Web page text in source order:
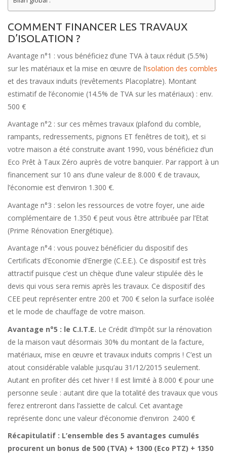
COMMENT FINANCER LES TRAVAUX
D’ISOLATION ?
Avantage n°1 : vous bénéficiez d’une TVA à taux réduit (5.5%)
sur les matériaux et la mise en œuvre de l’isolation des combles
et des travaux induits (revêtements Placoplatre). Montant
estimatif de l’économie (14.5% de TVA sur les matériaux) : env.
500 €
Avantage n°2 : sur ces mêmes travaux (plafond du comble,
rampants, redressements, pignons ET fenêtres de toit), et si
votre maison a été construite avant 1990, vous bénéficiez d’un
Eco Prêt à Taux Zéro auprès de votre banquier. Par rapport à un
financement sur 10 ans d’une valeur de 8.000 € de travaux,
l’économie est d’environ 1.300 €.
Avantage n°3 : selon les ressources de votre foyer, une aide
complémentaire de 1.350 € peut vous être attribuée par l’Etat
(Prime Rénovation Energétique).
Avantage n°4 : vous pouvez bénéficier du dispositif des
Certificats d’Economie d’Energie (C.E.E.). Ce dispositif est très
attractif puisque c’est un chèque d’une valeur stipulée dès le
devis qui vous sera remis après les travaux. Ce dispositif des
CEE peut représenter entre 200 et 700 € selon la surface isolée
et le mode de chauffage de votre maison.
Avantage n°5 : le C.I.T.E. Le Crédit d’Impôt sur la rénovation
de la maison vaut désormais 30% du montant de la facture,
matériaux, mise en œuvre et travaux induits compris ! C’est un
atout considérable valable jusqu’au 31/12/2015 seulement.
Autant en profiter dés cet hiver ! Il est limité à 8.000 € pour une
personne seule : autant dire que la totalité des travaux que vous
ferez entreront dans l’assiette de calcul. Cet avantage
représente donc une valeur d’économie d’environ 2400 €
Récapitulatif : L’ensemble des 5 avantages cumulés
procurent un bonus de 500 (TVA) + 1300 (Eco PTZ) + 1350